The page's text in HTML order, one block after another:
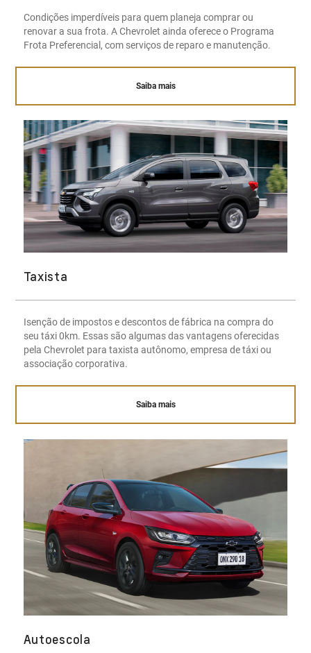
Condições imperdíveis para quem planeja comprar ou
renovar a sua frota. A Chevrolet ainda oferece o Programa
Frota Preferencial, com serviços de reparo e manutenção.
Saiba mais
Taxista
Isenção de impostos e descontos de fábrica na compra do
seu táxi 0km. Essas são algumas das vantagens oferecidas
pela Chevrolet para taxista autônomo, empresa de táxi ou
associação corporativa.
Saiba mais
Autoescola